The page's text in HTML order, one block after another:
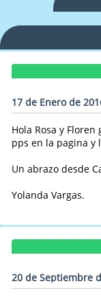
17 de Enero de
Hola Rosa y
pps en la pagina y
Un abrazo desde
Yolanda Vargas.
20 de Septiembre